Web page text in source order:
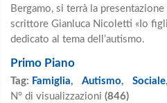
Bergamo, si terrà la
scrittore Gianluca Nicoletti «Io
dedicato al tema dell’autismo.
Primo Piano
Tag: Famiglia, Autismo, Sociale
N° di visualizzazioni (846)